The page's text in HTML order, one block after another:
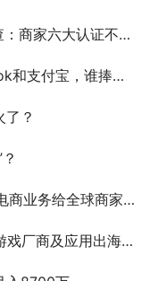
证不全的商品将遭下架
杯社媒营销的德劳内奖杯？
？
全球商家更多商业机会
及应用出海收入 30 强